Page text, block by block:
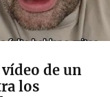
de un
los